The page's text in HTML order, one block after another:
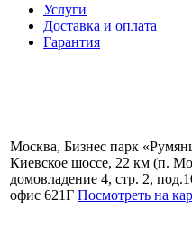
Услуги
Доставка и оплата
Гарантия
Москва, Бизнес парк
Киевское шоссе, 22 км (п.
домовладение 4, стр. 2,
офис 621Г Посмотреть на